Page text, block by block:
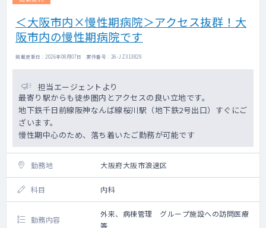
＜大阪市内×慢性期病院＞アクセス抜群！大
阪市内の慢性期病院です
掲載更新日 : 2026年08月07日 案件番号 : 26-JZ313829
担当エージェントより
最寄り駅からも徒歩圏内とアクセスの良い立地です。
地下鉄千日前線阪神なんば線桜川駅（地下鉄2号出口）すぐにご
ざいます。
慢性期中心のため、落ち着いたご勤務が可能です
勤務地 大阪府大阪市浪速区
科目 内科
勤務内容
外来、病棟管理 グループ施設への訪問医療
等